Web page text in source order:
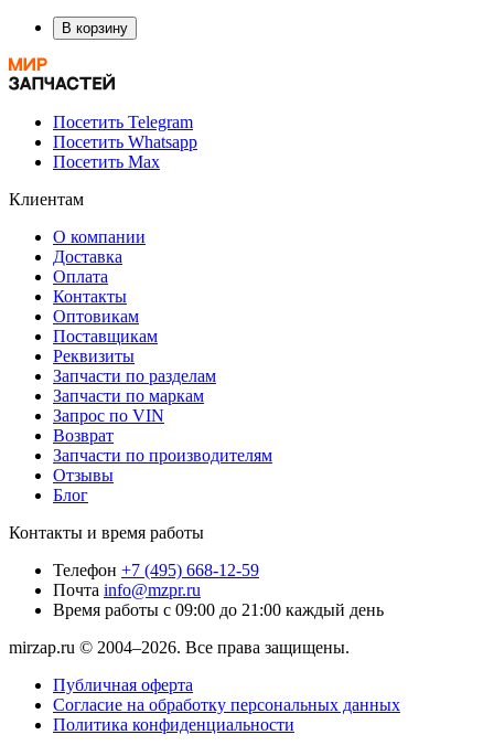
В корзину
Посетить Telegram
Посетить Whatsapp
Посетить Max
Клиентам
О компании
Доставка
Оплата
Контакты
Оптовикам
Поставщикам
Реквизиты
Запчасти по разделам
Запчасти по маркам
Запрос по VIN
Возврат
Запчасти по производителям
Отзывы
Блог
Контакты и время работы
Телефон +7 (495) 668-12-59
Почта info@mzpr.ru
Время работы с 09:00 до 21:00 каждый день
mirzap.ru © 2004–2026. Все права защищены.
Публичная оферта
Согласие на обработку персональных данных
Политика конфиденциальности